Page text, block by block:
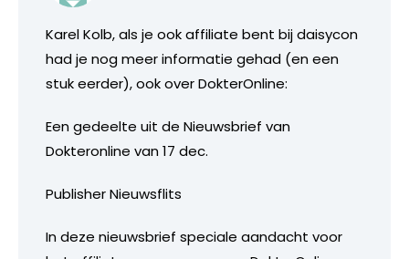
Karel Kolb, als je ook affiliate bent bij daisycon
had je nog meer informatie gehad (en een
stuk eerder), ook over DokterOnline:
Een gedeelte uit de Nieuwsbrief van
Dokteronline van 17 dec.
Publisher Nieuwsflits
In deze nieuwsbrief speciale aandacht voor